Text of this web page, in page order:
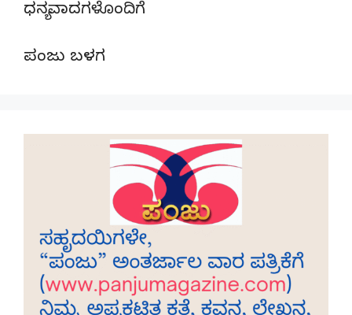
ಧನ್ಯವಾದಗಳೊಂದಿಗೆ
ಪಂಜು ಬಳಗ